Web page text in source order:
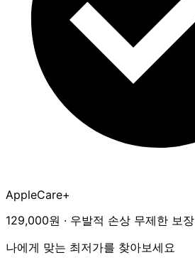
AppleCare+
129,000원 · 우발적 손상 무제한 보장
나에게 맞는 최저가를 찾아보세요